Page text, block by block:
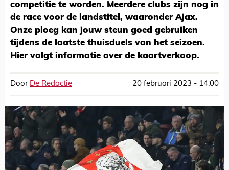
competitie te worden. Meerdere clubs zijn nog in
de race voor de landstitel, waaronder Ajax.
Onze ploeg kan jouw steun goed gebruiken
tijdens de laatste thuisduels van het seizoen.
Hier volgt informatie over de kaartverkoop.
Door De Redactie 20 februari 2023 - 14:00